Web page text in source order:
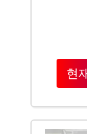
현